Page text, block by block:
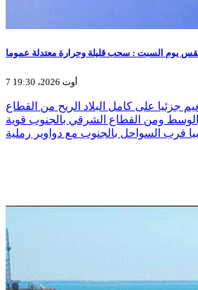
يوم السبت : سحب قليلة وحرارة معتدلة عموما
7 أوت 2026، 19:30
على كامل البلاد الريح من القطاع
ومن القطاع الشرقي بالجنوب قوية